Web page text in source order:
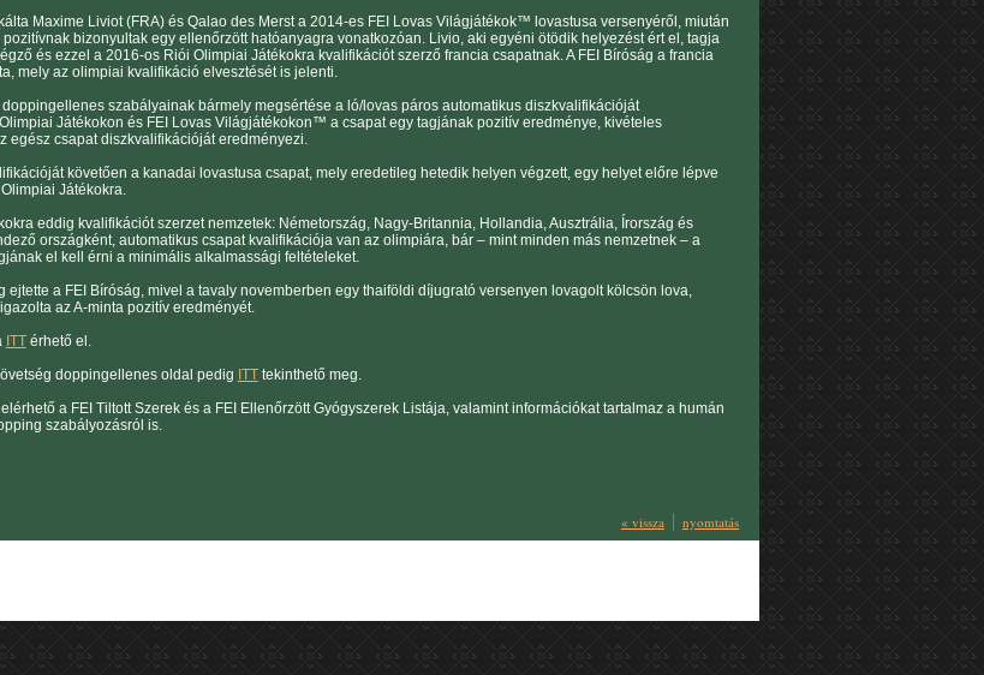
Maxime Liviot (FRA) és Qalao des Merst a 2014-es FEI Lovas Világjátékok™ lovastusa versenyéről, miután
pozitívnak bizonyultak egy ellenőrzött hatóanyagra vonatkozóan. Livio, aki egyéni ötödik helyezést ért el, tagja
és ezzel a 2016-os Riói Olimpiai Játékokra kvalifikációt szerző francia csapatnak. A FEI Bíróság a francia
mely az olimpiai kvalifikáció elvesztését is jelenti.
szabályainak bármely megsértése a ló/lovas páros automatikus diszkvalifikációját
Játékokon és FEI Lovas Világjátékokon™ a csapat egy tagjának pozitív eredménye, kivételes
egész csapat diszkvalifikációját eredményezi.
követően a kanadai lovastusa csapat, mely eredetileg hetedik helyen végzett, egy helyet előre lépve
Játékokra.
eddig kvalifikációt szerzet nemzetek: Németország, Nagy-Britannia, Hollandia, Ausztrália, Írország és
országként, automatikus csapat kvalifikációja van az olimpiára, bár – mint minden más nemzetnek – a
el kell érni a minimális alkalmassági feltételeket.
ejtette a FEI Bíróság, mivel a tavaly novemberben egy thaiföldi díjugrató versenyen lovagolt kölcsön lova,
az A-minta pozitív eredményét.
ITTérhető el.
doppingellenes oldal pedig ITTtekinthető meg.
a FEI Tiltott Szerek és a FEI Ellenőrzött Gyógyszerek Listája, valamint információkat tartalmaz a humán
szabályozásról is.
nyomtatás
« vissza